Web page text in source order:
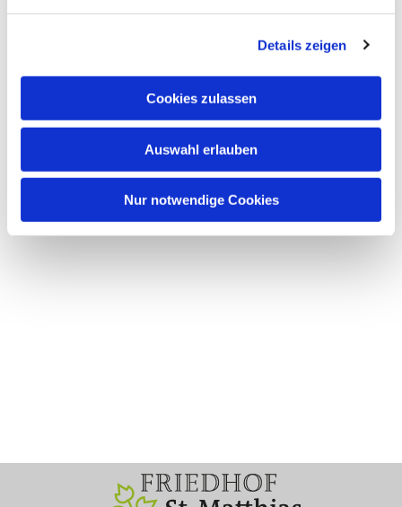
Details zeigen
Cookies zulassen
Auswahl erlauben
Nur notwendige Cookies